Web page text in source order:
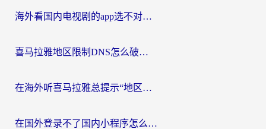
海外看国内电视剧的app选不对？这份回国加速器避坑指南帮你流畅追剧
喜马拉雅地区限制DNS怎么破？海外党听国内音乐听书的终极解决方案
在海外听喜马拉雅总提示“地区限制”？3步轻松解除+听国内音乐全攻略
在国外登录不了国内小程序怎么办？选对回国加速器，轻松解锁国内资源